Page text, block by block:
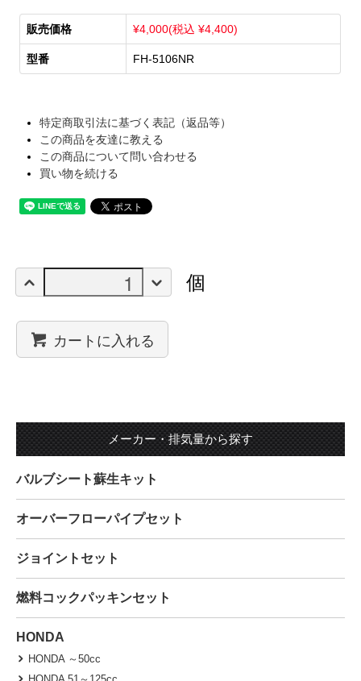
販売価格 ¥4,000(税込 ¥4,400)
型番 FH-5106NR
特定商取引法に基づく表記（返品等）
この商品を友達に教える
この商品について問い合わせる
買い物を続ける
個
カートに入れる
メーカー・排気量から探す
バルブシート蘇生キット
オーバーフローパイプセット
ジョイントセット
燃料コックパッキンセット
HONDA
HONDA ～50cc